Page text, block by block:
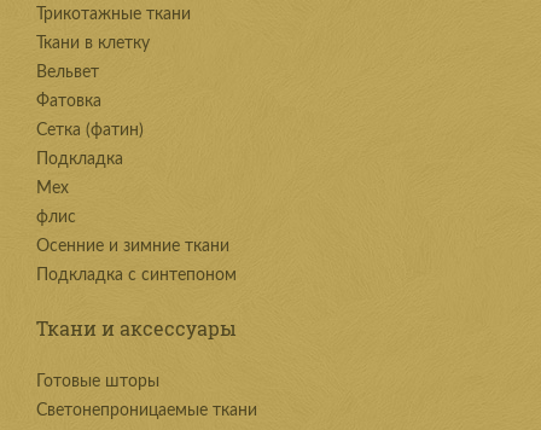
Трикотажные ткани
Ткани в клетку
Вельвет
Фатовка
Сетка (фатин)
Подкладка
Мех
флис
Осенние и зимние ткани
Подкладка с синтепоном
Ткани и аксессуары
Готовые шторы
Светонепроницаемые ткани